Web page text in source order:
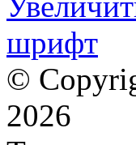
©
2026